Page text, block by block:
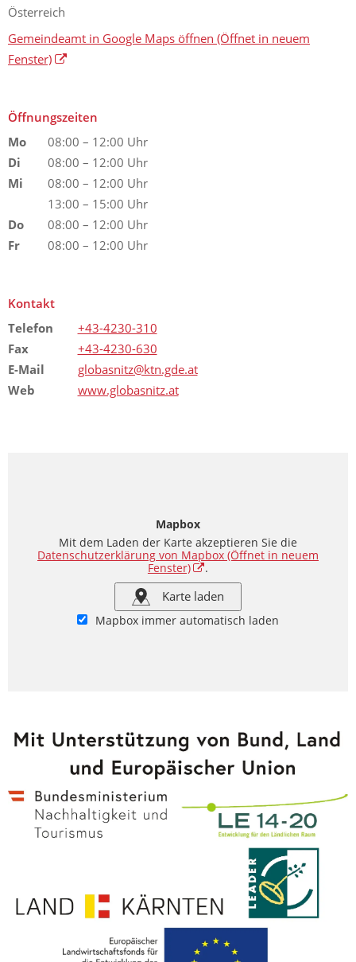
Österreich
Gemeindeamt in Google Maps öffnen (Öffnet in neuem
Fenster)
Öffnungszeiten
Mo
08:00 – 12:00 Uhr
Di
08:00 – 12:00 Uhr
Mi
08:00 – 12:00 Uhr
13:00 – 15:00 Uhr
Do
08:00 – 12:00 Uhr
Fr
08:00 – 12:00 Uhr
Kontakt
Telefon
+43-4230-310
Fax
+43-4230-630
E-Mail
globasnitz@ktn.gde.at
Web
www.globasnitz.at
Mapbox
Mit dem Laden der Karte akzeptieren Sie die
Datenschutzerklärung von Mapbox (Öffnet in neuem
Fenster)
.
Karte laden
Mapbox immer automatisch laden